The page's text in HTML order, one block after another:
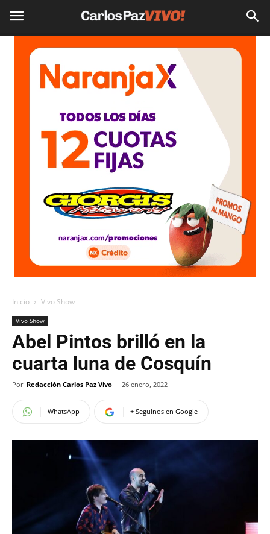
Inicio Vivo Show
Vivo Show
Abel Pintos brilló en la
cuarta luna de Cosquín
Por Redacción Carlos Paz Vivo - 26 enero, 2022
WhatsApp + Seguinos en Google